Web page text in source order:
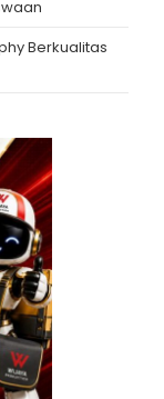
Berkualitas